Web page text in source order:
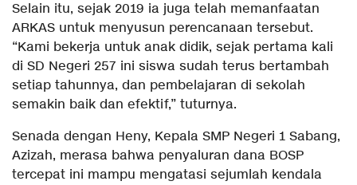
Selain itu, sejak 2019 ia juga telah memanfaatan
ARKAS untuk menyusun perencanaan tersebut.
“Kami bekerja untuk anak didik, sejak pertama kali
di SD Negeri 257 ini siswa sudah terus bertambah
setiap tahunnya, dan pembelajaran di sekolah
semakin baik dan efektif,” tuturnya.
Senada dengan Heny, Kepala SMP Negeri 1 Sabang,
Azizah, merasa bahwa penyaluran dana BOSP
tercepat ini mampu mengatasi sejumlah kendala